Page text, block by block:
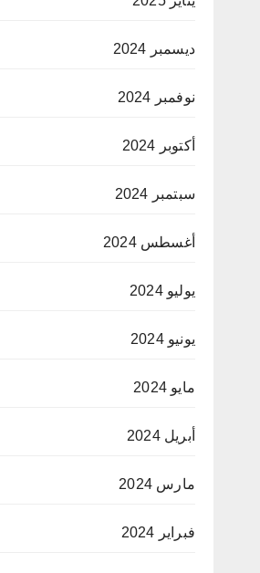
ديسمبر 2024
نوفمبر 2024
أكتوبر 2024
سبتمبر 2024
أغسطس 2024
يوليو 2024
يونيو 2024
مايو 2024
أبريل 2024
مارس 2024
فبراير 2024